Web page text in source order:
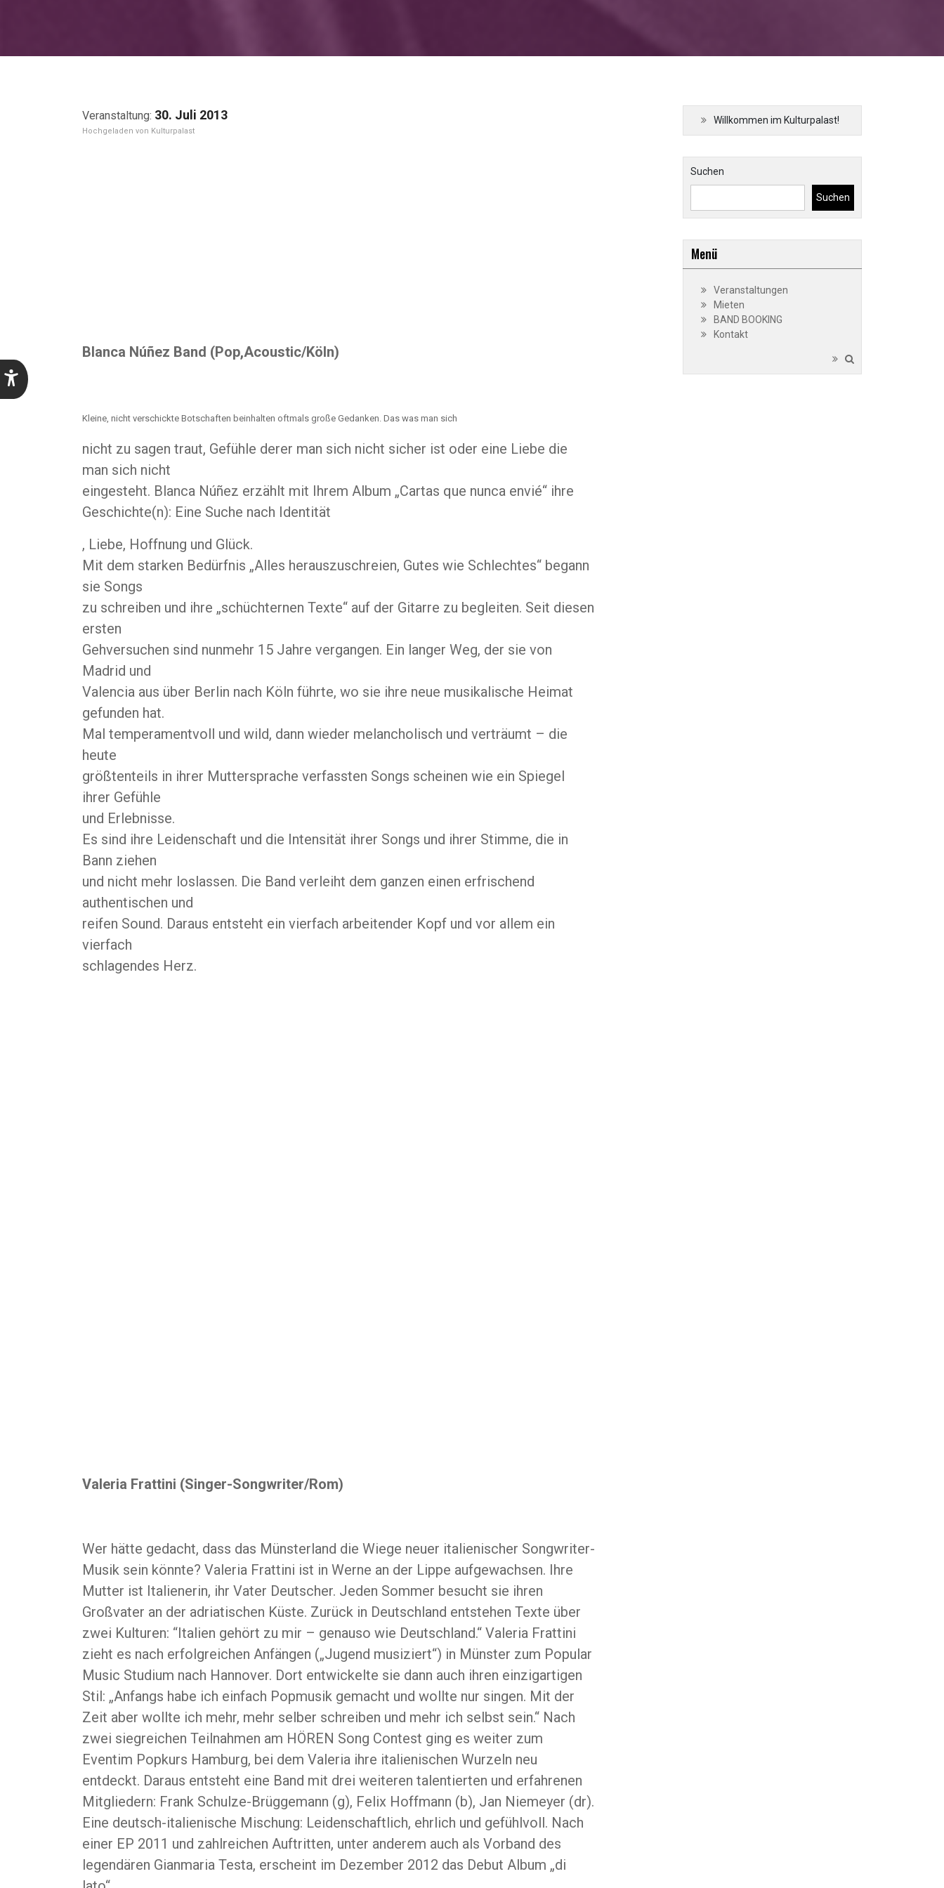
30. Juli 2013
Kulturpalast
Blanca Núñez Band (Pop,Acoustic/Köln)
Kleine, nicht verschickte Botschaften beinhalten oftmals große Gedanken. Das was man sich
nicht zu sagen traut, Gefühle derer man sich nicht sicher ist oder eine Liebe die
man sich nicht
eingesteht. Blanca Núñez erzählt mit Ihrem Album „Cartas que nunca envié“ ihre
Geschichte(n): Eine Suche nach Identität
, Liebe, Hoffnung und Glück.
Mit dem starken Bedürfnis „Alles herauszuschreien, Gutes wie Schlechtes“ begann
sie Songs
zu schreiben und ihre „schüchternen Texte“ auf der Gitarre zu begleiten. Seit diesen
ersten
Gehversuchen sind nunmehr 15 Jahre vergangen. Ein langer Weg, der sie von
Madrid und
Valencia aus über Berlin nach Köln führte, wo sie ihre neue musikalische Heimat
gefunden hat.
Mal temperamentvoll und wild, dann wieder melancholisch und verträumt – die
heute
größtenteils in ihrer Muttersprache verfassten Songs scheinen wie ein Spiegel
ihrer Gefühle
und Erlebnisse.
Es sind ihre Leidenschaft und die Intensität ihrer Songs und ihrer Stimme, die in
Bann ziehen
und nicht mehr loslassen. Die Band verleiht dem ganzen einen erfrischend
authentischen und
reifen Sound. Daraus entsteht ein vierfach arbeitender Kopf und vor allem ein
vierfach
schlagendes Herz.
Valeria Frattini (Singer-Songwriter/Rom)
Wer hätte gedacht, dass das Münsterland die Wiege neuer italienischer Songwriter-
Musik sein könnte? Valeria Frattini ist in Werne an der Lippe aufgewachsen. Ihre
Mutter ist Italienerin, ihr Vater Deutscher. Jeden Sommer besucht sie ihren
Großvater an der adriatischen Küste. Zurück in Deutschland entstehen Texte über
zwei Kulturen: “Italien gehört zu mir – genauso wie Deutschland.“ Valeria Frattini
zieht es nach erfolgreichen Anfängen („Jugend musiziert“) in Münster zum Popular
Music Studium nach Hannover. Dort entwickelte sie dann auch ihren einzigartigen
Stil: „Anfangs habe ich einfach Popmusik gemacht und wollte nur singen. Mit der
Zeit aber wollte ich mehr, mehr selber schreiben und mehr ich selbst sein.“ Nach
zwei siegreichen Teilnahmen am HÖREN Song Contest ging es weiter zum
Eventim Popkurs Hamburg, bei dem Valeria ihre italienischen Wurzeln neu
entdeckt. Daraus entsteht eine Band mit drei weiteren talentierten und erfahrenen
Mitgliedern: Frank Schulze-Brüggemann (g), Felix Hoffmann (b), Jan Niemeyer (dr).
Eine deutsch-italienische Mischung: Leidenschaftlich, ehrlich und gefühlvoll. Nach
einer EP 2011 und zahlreichen Auftritten, unter anderem auch als Vorband des
legendären Gianmaria Testa, erscheint im Dezember 2012 das Debut Album „di
Willkommen im Kulturpalast!
Suchen
Suchen
Menü
Veranstaltungen
Mieten
BAND BOOKING
Kontakt